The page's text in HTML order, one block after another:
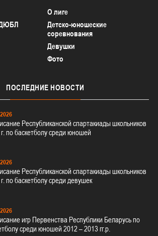
О лиге
ДЮБЛ
Детско-юношеские
соревнования
Девушки
Фото
ПОСЛЕДНИЕ НОВОСТИ
Республиканской спартакиады школьников
по баскетболу среди юношей
Республиканской спартакиады школьников
по баскетболу среди девушек
игр Первенства Республики Беларусь по
среди юношей 2012 – 2013 гг.р.